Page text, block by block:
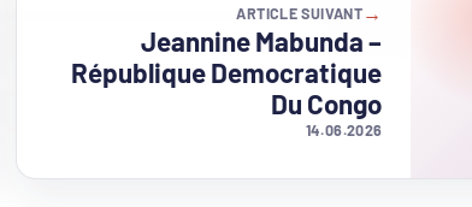
→
ARTICLE SUIVANT
Jeannine Mabunda –
République Democratique
Du Congo
14.06.2026